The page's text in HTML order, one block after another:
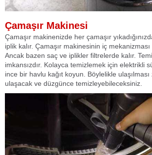
Çamaşır Makinesi
Çamaşır makinenizde her çamaşır
iplik kalır. Çamaşır makinesinin iç mekanizması
Ancak bazen saç ve iplikler filtrelerde kalır.
imkansızdır. Kolayca temizlemek için elektrikli
ince bir havlu kağıt koyun. Böylelikle
ulaşacak ve düzgünce temizleyebileceksiniz.